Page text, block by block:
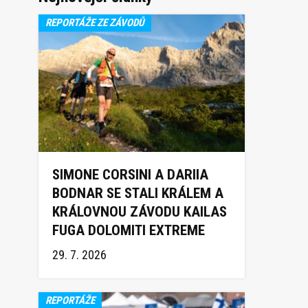
REPORTÁŽE ZE ZÁVODŮ
SIMONE CORSINI A DARIIA
BODNAR SE STALI KRÁLEM A
KRÁLOVNOU ZÁVODU KAILAS
FUGA DOLOMITI EXTREME
TRAIL 2026
29. 7. 2026
REPORTÁŽE